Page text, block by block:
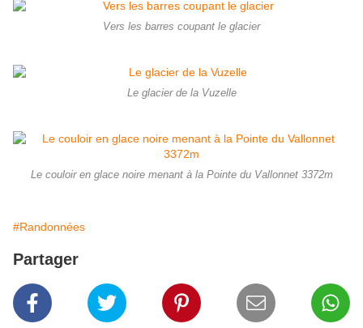
Vers les barres coupant le glacier
Le glacier de la Vuzelle
Le couloir en glace noire menant à la Pointe du Vallonnet 3372m
#Randonnées
Partager